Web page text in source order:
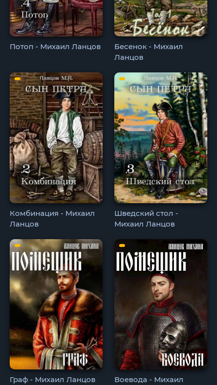
Потоп - Михаил Ланцов
Бесенок - Михаил
Ланцов
Комбинация - Михаил
Ланцов
Шведский стол -
Михаил Ланцов
Граф - Михаил Ланцов
Воевода - Михаил